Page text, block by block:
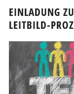
EINLADUNG
LEITBILD-